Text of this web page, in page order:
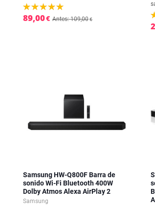
89,00€ Antes: 109,00€
Samsung HW-Q800F Barra de
sonido Wi-Fi Bluetooth 400W
Dolby Atmos Alexa AirPlay 2
Samsung